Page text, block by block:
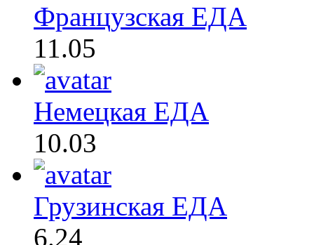
Французская ЕДА
11.05
Немецкая ЕДА
10.03
Грузинская ЕДА
6.24